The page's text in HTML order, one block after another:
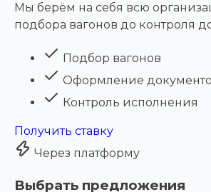
Мы берём на себя всю
подбора вагонов до контроля
Подбор вагонов
Оформление
Контроль исполнения
Получить ставку
Через платформу
Выбрать предложения